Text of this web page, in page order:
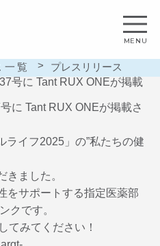
一覧 プレスリリース
に Tant RUX ONEが掲載さ
ライフ2025」の”私たちの健
きました。
をサポートする指定医薬部
クです。
てみてください！